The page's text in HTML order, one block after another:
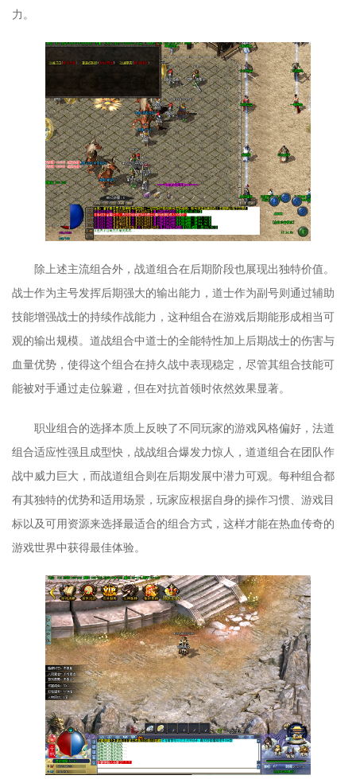
力。
除上述主流组合外，战道组合在后期阶段也展现出独特价值。
战士作为主号发挥后期强大的输出能力，道士作为副号则通过辅助
技能增强战士的持续作战能力，这种组合在游戏后期能形成相当可
观的输出规模。道战组合中道士的全能特性加上后期战士的伤害与
血量优势，使得这个组合在持久战中表现稳定，尽管其组合技能可
能被对手通过走位躲避，但在对抗首领时依然效果显著。
职业组合的选择本质上反映了不同玩家的游戏风格偏好，法道
组合适应性强且成型快，战战组合爆发力惊人，道道组合在团队作
战中威力巨大，而战道组合则在后期发展中潜力可观。每种组合都
有其独特的优势和适用场景，玩家应根据自身的操作习惯、游戏目
标以及可用资源来选择最适合的组合方式，这样才能在热血传奇的
游戏世界中获得最佳体验。